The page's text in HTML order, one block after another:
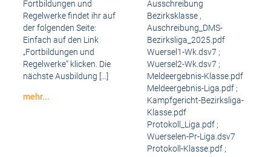
Fortbildungen und
Regelwerke findet ihr auf
der folgenden Seite:
Einfach auf den Link
„Fortbildungen und
Regelwerke“ klicken. Die
nächste Ausbildung […]
mehr...
und Bezirksliga
für das
Wettkampfjahr
2025 am
07.02.26 in
Würselen
Ausschreibung
Bezirksklasse ,
Auschreibung_DMS-
Bezirksliga_2025.pdf
Wuersel1-Wk.dsv7 ;
Wuersel2-Wk.dsv7 ;
Meldeergebnis-Klasse.pdf
Meldeergebnis-Liga.pdf ;
Kampfgericht-Bezirksliga-
Klasse.pdf
Protokoll_Liga.pdf ;
Wuerselen-Pr-Liga.dsv7
Protokoll-Klasse.pdf ;